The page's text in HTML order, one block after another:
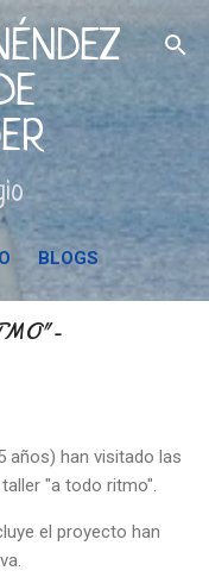
BLOGS
años) han visitado las
"a todo ritmo".
el proyecto han